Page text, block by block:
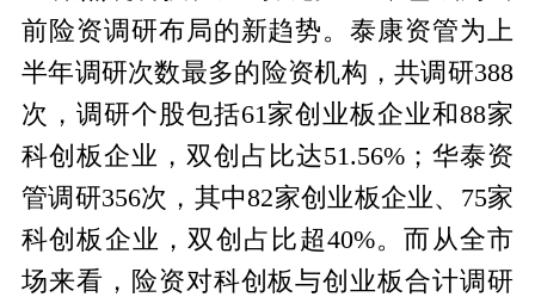
前险资调研布局的新趋势。泰康资管为上
半年调研次数最多的险资机构，共调研388
次，调研个股包括61家创业板企业和88家
科创板企业，双创占比达51.56%；华泰资
管调研356次，其中82家创业板企业、75家
科创板企业，双创占比超40%。而从全市
场来看，险资对科创板与创业板合计调研